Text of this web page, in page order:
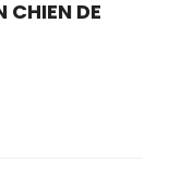
DE